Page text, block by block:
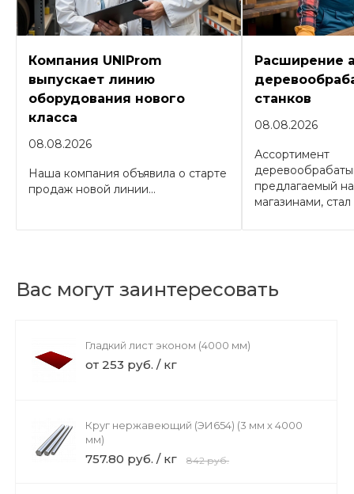
Компания UNIProm
выпускает линию
оборудования нового
класса
08.08.2026
Наша компания объявила о старте
продаж новой линии...
Расширение
станков
08.08.2026
Ассортимент
предлагаемый
магазинами,
Вас могут заинтересовать
Гладкий лист эконом (4000 мм)
от 253 руб. / кг
Круг нержавеющий (ЭИ654) (3 мм х 4000
мм)
757.80 руб. / кг 842 руб.